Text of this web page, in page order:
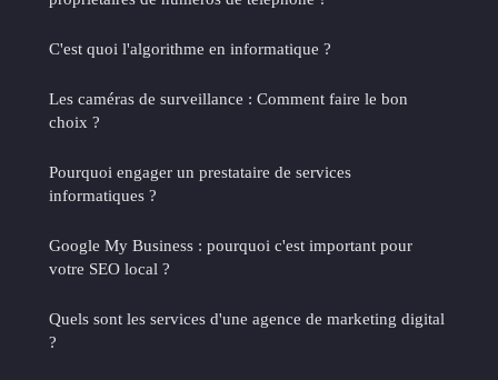
C'est quoi l'algorithme en informatique ?
Les caméras de surveillance : Comment faire le bon
choix ?
Pourquoi engager un prestataire de services
informatiques ?
Google My Business : pourquoi c'est important pour
votre SEO local ?
Quels sont les services d'une agence de marketing digital
?